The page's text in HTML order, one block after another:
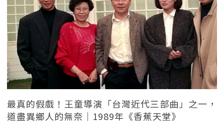
最真的假戲！王童導演「台灣近代三部曲」之一，
道盡異鄉人的無奈｜1989年《香蕉天堂》